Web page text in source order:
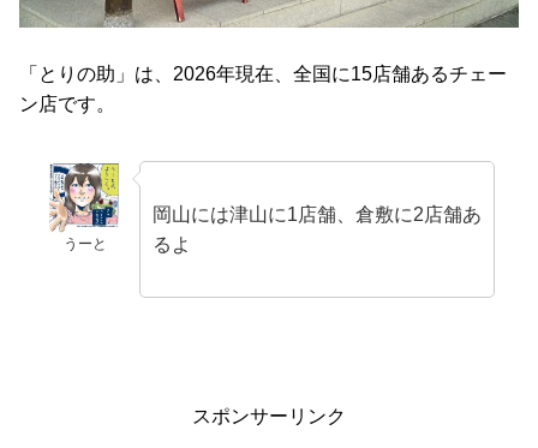
「とりの助」は、2026年現在、全国に15店舗あるチェー
ン店です。
うーと
岡山には津山に1店舗、倉敷に2店舗あ
るよ
スポンサーリンク